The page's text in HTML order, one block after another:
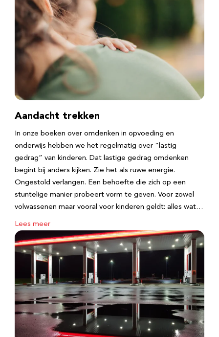
Aandacht trekken
In onze boeken over omdenken in opvoeding en
onderwijs hebben we het regelmatig over “lastig
gedrag” van kinderen. Dat lastige gedrag omdenken
begint bij anders kijken. Zie het als ruwe energie.
Ongestold verlangen. Een behoefte die zich op een
stuntelige manier probeert vorm te geven. Voor zowel
volwassenen maar vooral voor kinderen geldt: alles wat…
Lees meer